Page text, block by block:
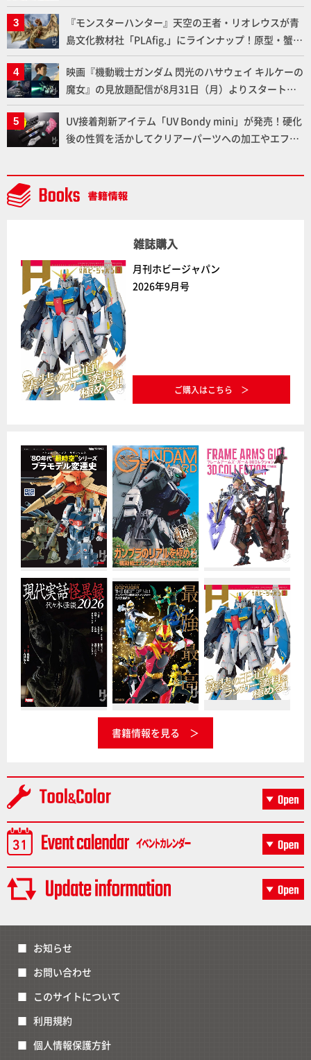
劇中どおりのプロポーションを再現【機動戦士Zガン
ダム】
『モンスターハンター』天空の王者・リオレウスが青
島文化教材社「PLAfig.」にラインナップ！原型・蟹蟲
修造氏の彩色作例で超ハイディテールかつ躍動感に満
ちた造形をチェック
映画『機動戦士ガンダム 閃光のハサウェイ キルケーの
魔女』の見放題配信が8月31日（月）よりスタート！
Prime Videoで国内独占配信
UV接着剤新アイテム「UV Bondy mini」が発売！硬化
後の性質を活かしてクリアーパーツへの加工やエフェ
雑誌購入
月刊ホビージャパン
2026年9月号
ご購入はこちら
書籍情報を見る
お知らせ
お問い合わせ
このサイトについて
利用規約
個人情報保護方針